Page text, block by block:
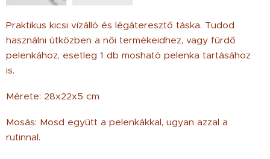
Praktikus kicsi vízálló és légáteresztő táska. Tudod
használni útközben a női termékeidhez, vagy fürdő
pelenkához, esetleg 1 db mosható pelenka tartásához
is.
Mérete: 28x22x5 cm
Mosás: Mosd együtt a pelenkákkal, ugyan azzal a
rutinnal.